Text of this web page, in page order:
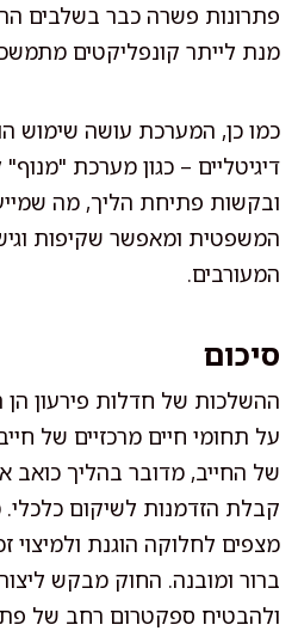
פתרונות פשרה כבר בשלבים
מנת לייתר קונפליקטים
כמו כן, המערכת עושה שימוש
דיגיטליים – כגון מערכת
ובקשות פתיחת הליך, מה
המשפטית ומאפשר שקיפות
המעורבים.
סיכום
ההשלכות של חדלות פירעון הן
על תחומי חיים מרכזיים של
של החייב, מדובר בהליך כואב
קבלת הזדמנות לשיקום כלכלי.
מצפים לחלוקה הוגנת ולמיצוי
ברור ומובנה. החוק מבקש ליצור
ולהבטיח ספקטרום רחב של